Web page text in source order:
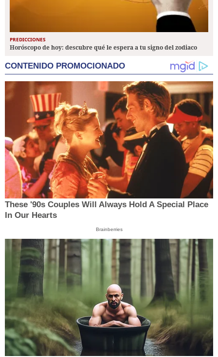
PREDICCIONES
Horóscopo de hoy: descubre qué le espera a tu signo del zodiaco
CONTENIDO PROMOCIONADO
These '90s Couples Will Always Hold A Special Place
In Our Hearts
Brainberries